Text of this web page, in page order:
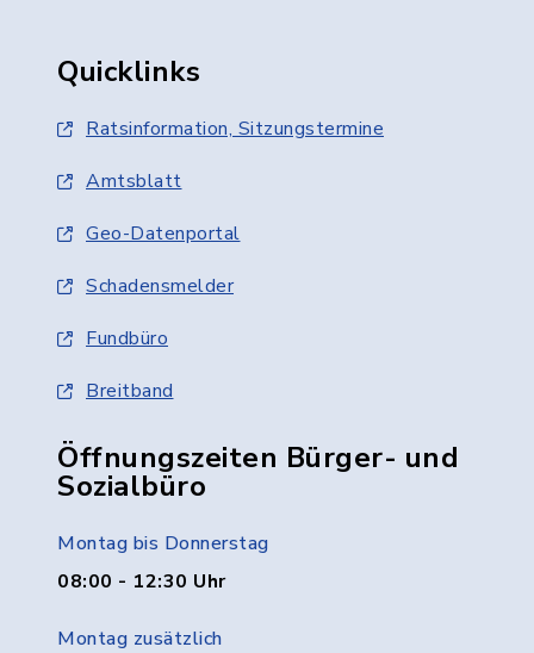
Quicklinks
Ratsinformation, Sitzungstermine
Amtsblatt
Geo-Datenportal
Schadensmelder
Fundbüro
Breitband
Öffnungszeiten Bürger- und
Sozialbüro
Montag bis Donnerstag
08:00 - 12:30 Uhr
Montag zusätzlich